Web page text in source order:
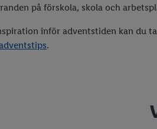
på förskola, skola och
inför adventstiden kan du
.